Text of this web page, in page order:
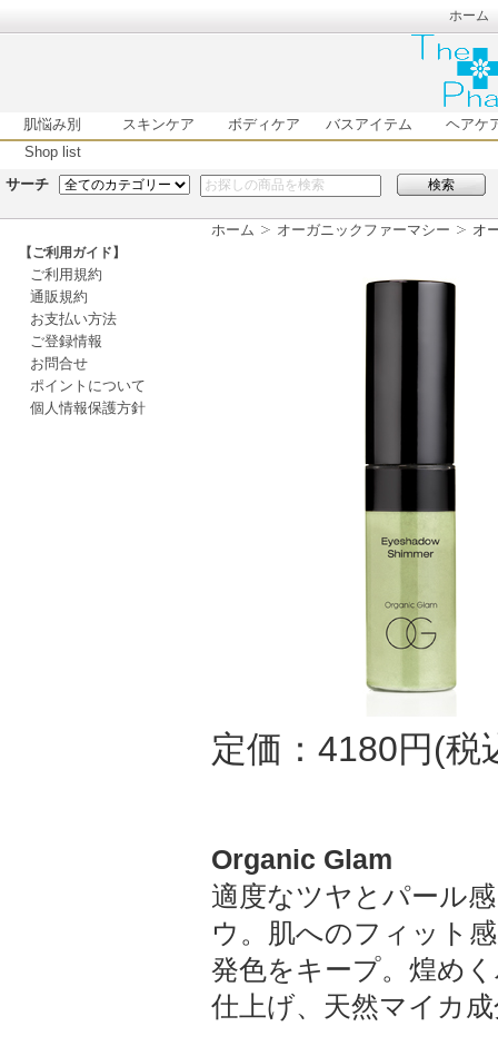
ホーム
肌悩み別 スキンケア ボディケア バスアイテム
ヘアケ
Shop list
サーチ
検索
ホーム オーガニックファーマシー オ
定価：4180円(税
Organic Glam
適度なツヤとパール
ウ。肌へのフィット
発色をキープ。煌め
仕上げ、天然マイカ
【ご利用ガイド】
ご利用規約
通販規約
お支払い方法
ご登録情報
お問合せ
ポイントについて
個人情報保護方針